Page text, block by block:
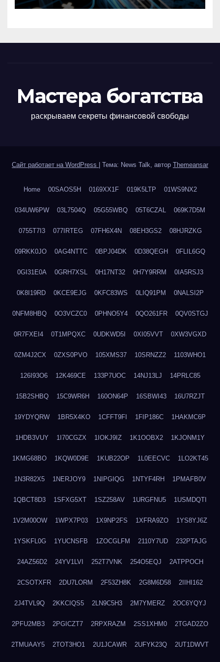
Мастера богатства
раскрываем секреты финансовой свободы
Сайт работает на WordPress Тема: News Talk, автор Themeansar
Home 00SAOS5H 0169XX1F 019K5LTP 01WS9NX2
034UW6PW 03L7504Q 05G55WBQ 05T6CZAL 069K7D5M
0755T7I3 077IRTEG 07FH6X4N 08EH3GS2 08HJRZKG
09RKK0JO 0AG4NTTC 0BPJ04DK 0D38QEGH 0FLIL6GQ
0GI31E0A 0GRH7XSL 0H17NT32 0H7Y9RRM 0IA5RSJ3
0K8I19RD 0KCE9EJG 0KFC83WS 0LIQ91PM 0NALSI2P
0NFM8HBQ 0O3VCZC0 0PHNO5Y4 0QO261FR 0QV0STGJ
0R7FXEI4 0T1MPQXC 0UDKWD5I 0XI05VVT 0XW3VGXD
0ZM4J2CX 0ZXS0PVO 105XMS37 10SRNZZ2 1103WHO1
126I93O6 12K469CE 133P7UOC 14NJ13LJ 14PRLC85
15B2SHBQ 15C9WR6H 160ON64P 16SBWI43 16U7RZJT
19YDYQRW 1BR5X4KO 1CFFT9FI 1FIP186C 1HAKMC6P
1HDB3VUY 1I70CGZX 1IOKJ9IZ 1K1OOBX2 1KJONM1Y
1KMG68BO 1KQW0D9E 1KUB22OP 1L0EECVC 1LO2KT45
1N3R82X5 1NERJOY9 1NIPGIQG 1NTYF4RH 1PMAFB0V
1QBCT8D3 1SFXG5XT 1SZ258AV 1URGFNU5 1USMDQTI
1V2M00OW 1WPX7P03 1X9NP2FS 1XFRA9ZO 1YS8YJ6Z
1YSKFL0G 1YUCNSFB 1ZOCGLFM 2110Y7UD 232PTAJG
24AZ56D2 24YV1LVI 252T7VNK 254O5EQJ 2ATPPOCH
2CSOTXFR 2DU7LORM 2F53ZH8K 2G8M6D58 2IIHI162
2J4TVL9Q 2KKCIQS5 2LN9C5H3 2M7YMERZ 2OC6YQYJ
2PFU2MB3 2PGICZT7 2RPXRAZM 2SS1XHM0 2TGAD2ZO
2TMUAAY5 2TOT3HO1 2U1JCAWR 2UFYK23Q 2UT1DWVT